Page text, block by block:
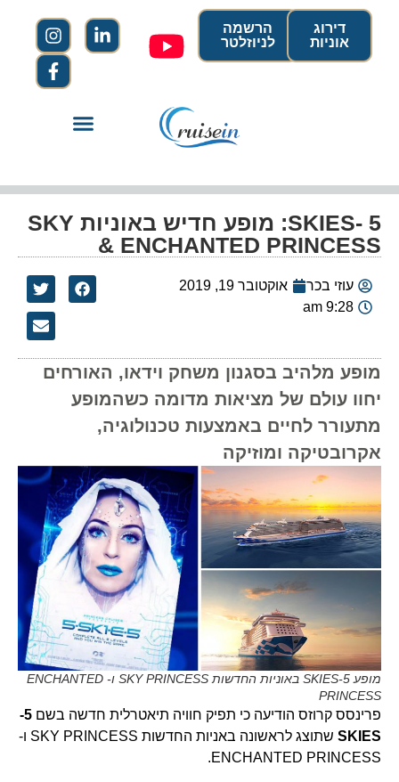
הרשמה
לניוזלטר
דירוג
אוניות
SKIES- 5: מופע חדיש באוניות SKY
& ENCHANTED PRINCESS
עוזי בכר
אוקטובר 19, 2019
9:28 am
מופע מלהיב בסגנון משחק וידאו, האורחים
יחוו עולם של מציאות מדומה כשהמופע
מתעורר לחיים באמצעות טכנולוגיה,
אקרובטיקה ומוזיקה
מופע 5-SKIES באוניות החדשות SKY PRINCESS ו- ENCHANTED
PRINCESS
פרינסס קרוזס הודיעה כי תפיק חוויה תיאטרלית חדשה בשם 5-
SKIES
שתוצג לראשונה באניות החדשות SKY PRINCESS ו-
ENCHANTED PRINCESS.